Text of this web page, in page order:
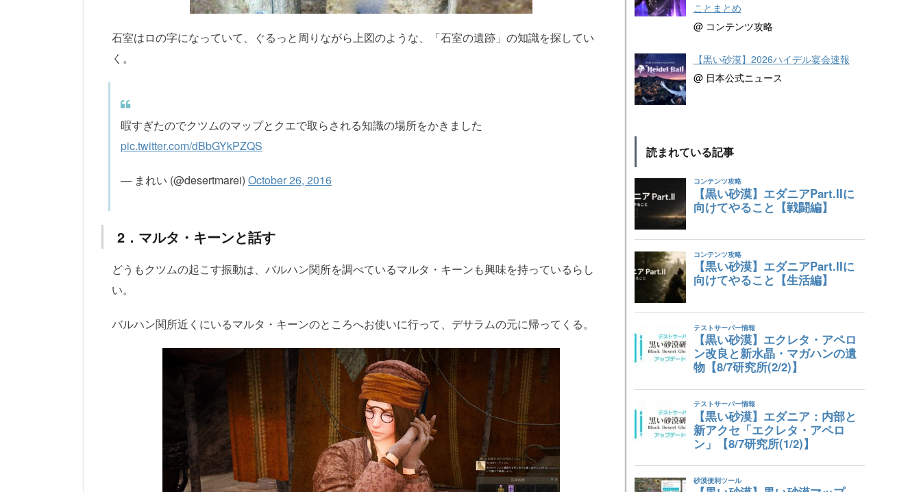
石室はロの字になっていて、ぐるっと周りながら上図のような、「石室の遺跡」の知識を探してい
く。
暇すぎたのでクツムのマップとクエで取らされる知識の場所をかきました
pic.twitter.com/dBbGYkPZQS
— まれい (@desertmarei) October 26, 2016
2．マルタ・キーンと話す
どうもクツムの起こす振動は、バルハン関所を調べているマルタ・キーンも興味を持っているらし
い。
バルハン関所近くにいるマルタ・キーンのところへお使いに行って、デサラムの元に帰ってくる。
ことまとめ
@ コンテンツ攻略
【黒い砂漠】2026ハイデル宴会速報
@ 日本公式ニュース
読まれている記事